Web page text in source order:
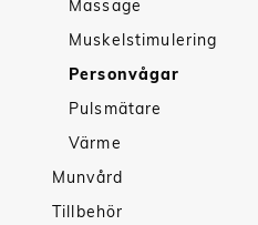
Massage
Muskelstimulering
Personvågar
Pulsmätare
Värme
Munvård
Tillbehör